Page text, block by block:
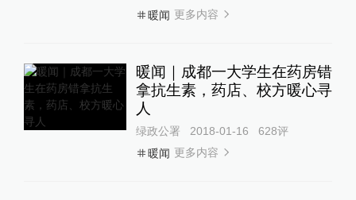
暖闻 更多内容
暖闻｜成都一大学生在药房错
拿抗生素，药店、校方暖心寻
人
绿政公署 2018-01-16 628评
暖闻 更多内容